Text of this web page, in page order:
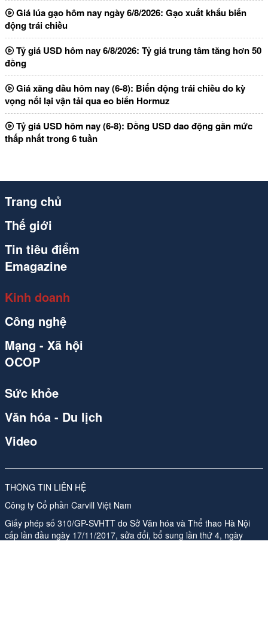
Giá lúa gạo hôm nay ngày 6/8/2026: Gạo xuất khẩu biến
động trái chiều
Tỷ giá USD hôm nay 6/8/2026: Tỷ giá trung tâm tăng hơn 50
đồng
Giá xăng dầu hôm nay (6-8): Biến động trái chiều do kỳ
vọng nối lại vận tải qua eo biển Hormuz
Tỷ giá USD hôm nay (6-8): Đồng USD dao động gần mức
thấp nhất trong 6 tuần
THÔNG TIN LIÊN HỆ
Công ty Cổ phần Carvill Việt Nam
Giấy phép số 310/GP-SVHTT do Sở Văn hóa và Thể thao Hà Nội
cấp lần đầu ngày 17/11/2017, sửa đổi, bổ sung lần thứ 4, ngày
Trang chủ
Thế giới
Tin tiêu điểm
Emagazine
Kinh doanh
Công nghệ
Mạng - Xã hội
OCOP
Sức khỏe
Văn hóa - Du lịch
Video